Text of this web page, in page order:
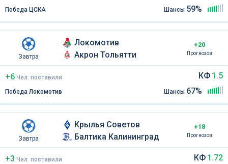
Победа ЦСКА
Шансы 59%
Завтра
Локомотив
Акрон Тольятти
+20
Прогнозов
+6 Чел поставили
Победа Локомотив
КФ 1.5
Шансы 67%
Завтра
Крылья Советов
Балтика Калининград
+18
Прогнозов
+3 Чел поставили
КФ 1.72